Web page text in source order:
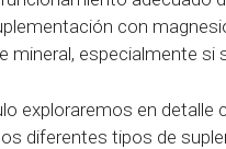
con
mineral, especialmente si
exploraremos en detalle
diferentes tipos de